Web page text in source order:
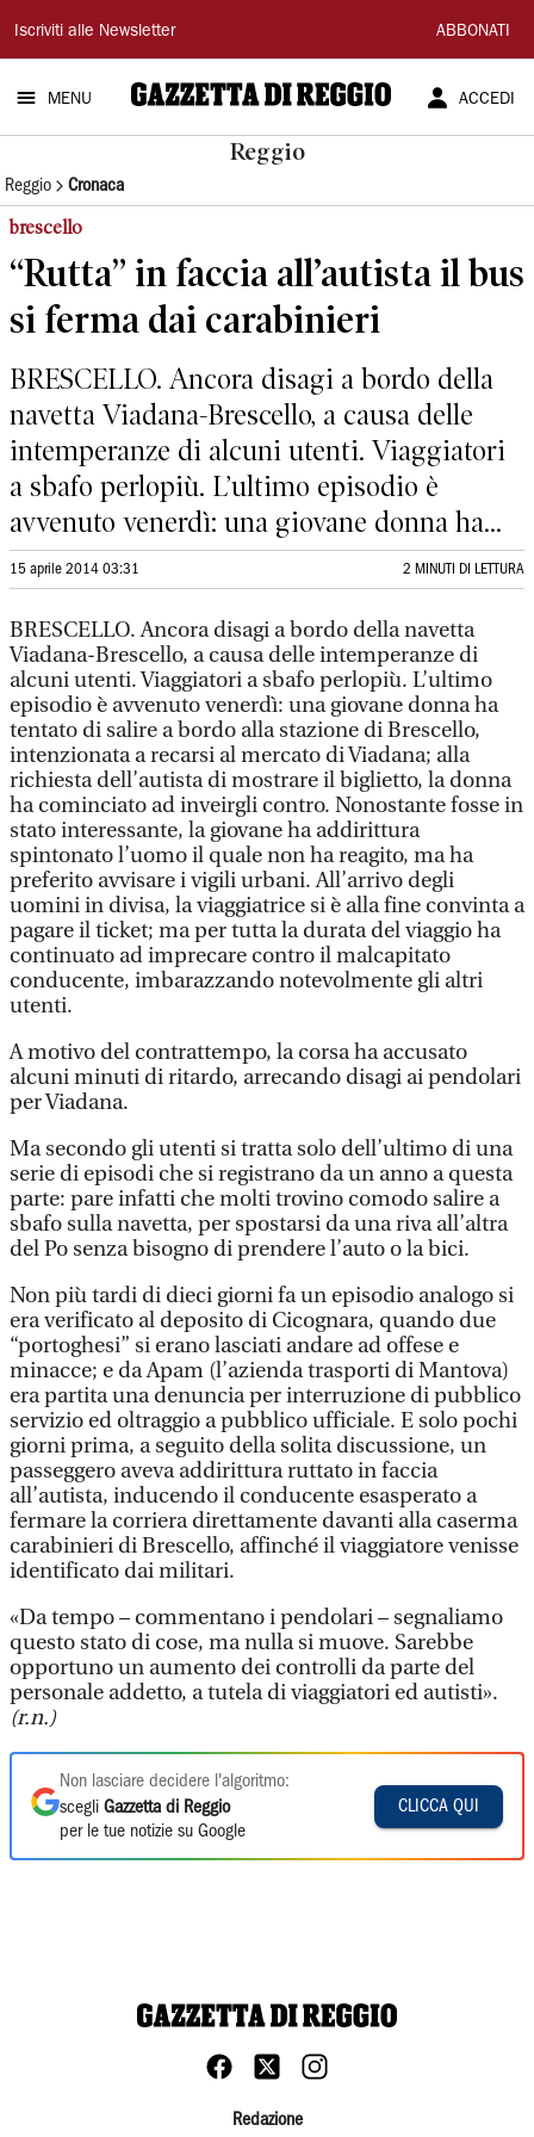
Gazzetta
di
Reggio
Iscriviti alle Newsletter ABBONATI
MENU ACCEDI
Reggio
Reggio Cronaca
brescello
“Rutta” in faccia all’autista il bus
si ferma dai carabinieri
BRESCELLO. Ancora disagi a bordo della
navetta Viadana-Brescello, a causa delle
intemperanze di alcuni utenti. Viaggiatori
a sbafo perlopiù. L’ultimo episodio è
avvenuto venerdì: una giovane donna ha...
15 aprile 2014 03:31 2 MINUTI DI LETTURA
BRESCELLO. Ancora disagi a bordo della navetta
Viadana-Brescello, a causa delle intemperanze di
alcuni utenti. Viaggiatori a sbafo perlopiù. L’ultimo
episodio è avvenuto venerdì: una giovane donna ha
tentato di salire a bordo alla stazione di Brescello,
intenzionata a recarsi al mercato di Viadana; alla
richiesta dell’autista di mostrare il biglietto, la donna
ha cominciato ad inveirgli contro. Nonostante fosse in
stato interessante, la giovane ha addirittura
spintonato l’uomo il quale non ha reagito, ma ha
preferito avvisare i vigili urbani. All’arrivo degli
uomini in divisa, la viaggiatrice si è alla fine convinta a
pagare il ticket; ma per tutta la durata del viaggio ha
continuato ad imprecare contro il malcapitato
conducente, imbarazzando notevolmente gli altri
utenti.
A motivo del contrattempo, la corsa ha accusato
alcuni minuti di ritardo, arrecando disagi ai pendolari
per Viadana.
Ma secondo gli utenti si tratta solo dell’ultimo di una
serie di episodi che si registrano da un anno a questa
parte: pare infatti che molti trovino comodo salire a
sbafo sulla navetta, per spostarsi da una riva all’altra
del Po senza bisogno di prendere l’auto o la bici.
Non più tardi di dieci giorni fa un episodio analogo si
era verificato al deposito di Cicognara, quando due
“portoghesi” si erano lasciati andare ad offese e
minacce; e da Apam (l’azienda trasporti di Mantova)
era partita una denuncia per interruzione di pubblico
servizio ed oltraggio a pubblico ufficiale. E solo pochi
giorni prima, a seguito della solita discussione, un
passeggero aveva addirittura ruttato in faccia
all’autista, inducendo il conducente esasperato a
fermare la corriera direttamente davanti alla caserma
carabinieri di Brescello, affinché il viaggiatore venisse
identificato dai militari.
«Da tempo – commentano i pendolari – segnaliamo
questo stato di cose, ma nulla si muove. Sarebbe
opportuno un aumento dei controlli da parte del
personale addetto, a tutela di viaggiatori ed autisti».
(r.n.)
Non lasciare decidere l'algoritmo:
scegli Gazzetta di Reggio
per le tue notizie su Google
CLICCA QUI
Redazione